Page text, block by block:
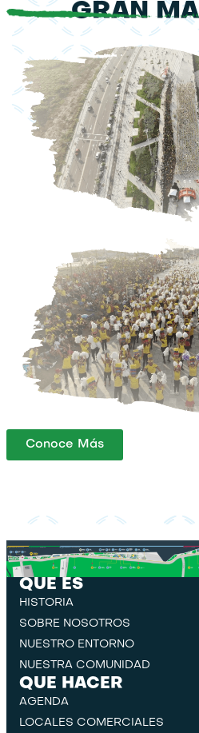
GRAN
Conoce Más
QUE ES
HISTORIA
SOBRE NOSOTROS
NUESTRO ENTORNO
NUESTRA COMUNIDAD
QUE HACER
AGENDA
LOCALES COMERCIALES